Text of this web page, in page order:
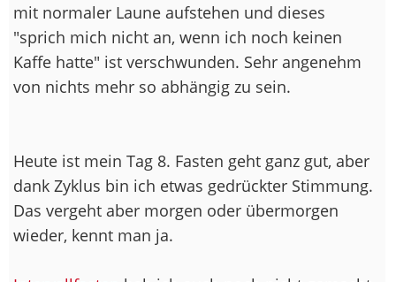
mit normaler Laune aufstehen und dieses
"sprich mich nicht an, wenn ich noch keinen
Kaffe hatte" ist verschwunden. Sehr angenehm
von nichts mehr so abhängig zu sein.
Heute ist mein Tag 8. Fasten geht ganz gut, aber
dank Zyklus bin ich etwas gedrückter Stimmung.
Das vergeht aber morgen oder übermorgen
wieder, kennt man ja.